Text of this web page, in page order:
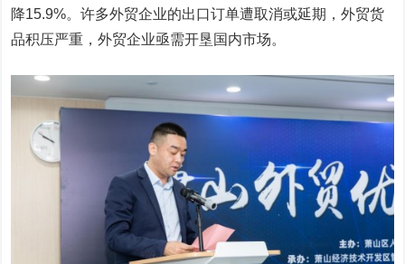
降15.9%。许多外贸企业的出口订单遭取消或延期，外贸货
品积压严重，外贸企业亟需开垦国内市场。